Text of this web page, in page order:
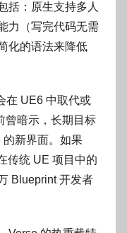
括：原生支持多人
力（写完代码无需
化的语法来降低
在 UE6 中取代或
曾暗示，长期目标
的新界面。如果
传统 UE 项目中的
Blueprint 开发者